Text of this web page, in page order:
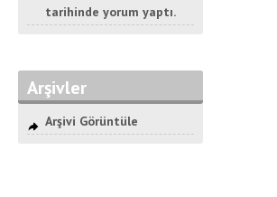
tarihinde yorum yaptı.
Arşivler
Arşivi Görüntüle